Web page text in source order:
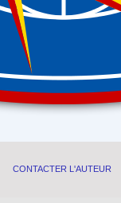
CONTACTER L'AUTEUR